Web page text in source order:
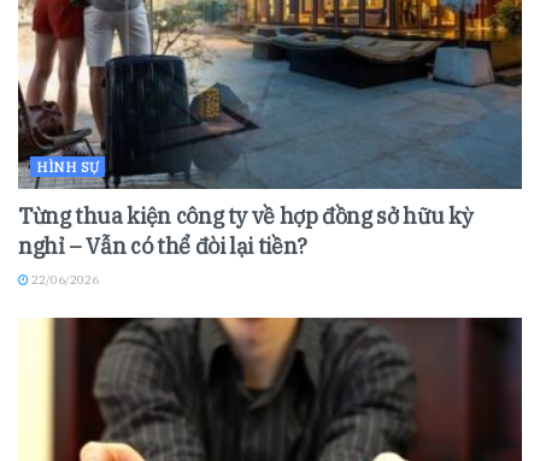
HÌNH SỰ
Từng thua kiện công ty về hợp đồng sở hữu kỳ
nghỉ – Vẫn có thể đòi lại tiền?
22/06/2026